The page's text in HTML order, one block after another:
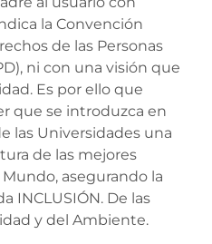
la Convención
de las Personas
ni con una visión que
Es por ello que
que se introduzca en
las Universidades una
de las mejores
asegurando la
INCLUSIÓN. De las
y del Ambiente.